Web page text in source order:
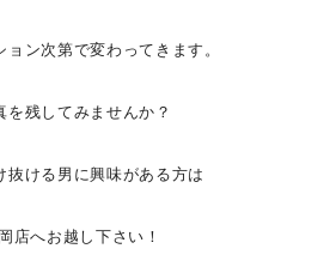
ン次第で変わってきます。
を残してみませんか？
抜ける男に興味がある方は
店へお越し下さい！